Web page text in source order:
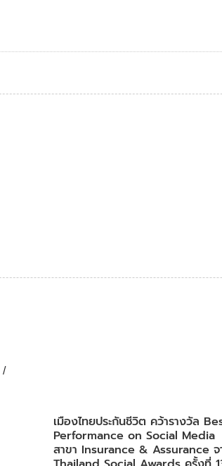
/
เมืองไทยประกันชีวิต คว้ารางวัล
Performance on Social Media
สาขา Insurance & Assurance จ